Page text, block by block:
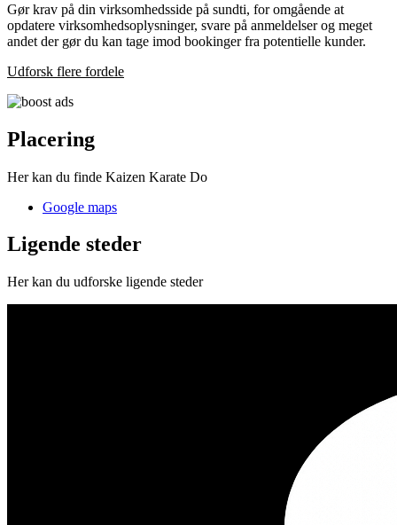
Gør krav på din virksomhedsside på sundti, for omgående at
opdatere virksomhedsoplysninger, svare på anmeldelser og meget
andet der gør du kan tage imod bookinger fra potentielle kunder.
Udforsk flere fordele
Placering
Her kan du finde Kaizen Karate Do
Google maps
Ligende steder
Her kan du udforske ligende steder